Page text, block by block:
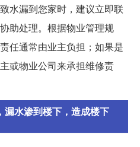
水漏到您家时，建议立即联
助处理。根据物业管理规
任通常由业主负担；如果是
或物业公司来承担维修责
漏水渗到楼下，造成楼下